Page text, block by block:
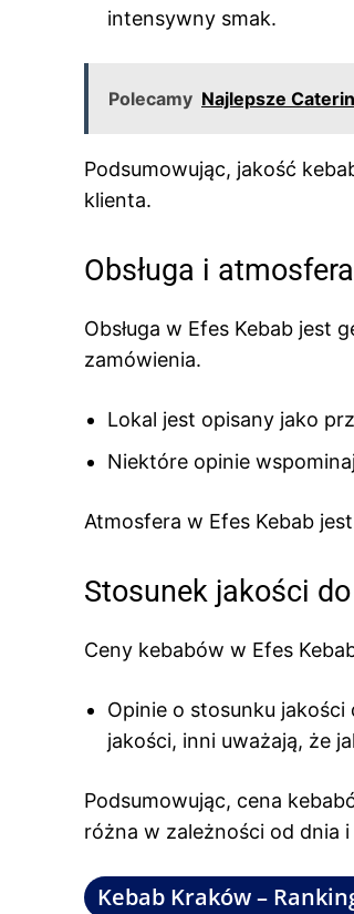
intensywny smak.
Polecamy Najlepsze
Podsumowując, jakość
klienta.
Obsługa i atmosfera
Obsługa w Efes Kebab jest
zamówienia.
Lokal jest opisany jako
Niektóre opinie
Atmosfera w Efes Kebab
Stosunek jakości
Ceny kebabów w Efes
Opinie o stosunku
jakości, inni uważają, że
Podsumowując, cena
różna w zależności od dnia
Kebab Kraków –